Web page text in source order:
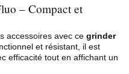
– Compact et
accessoires avec ce grinder
et résistant, il est
efficacité tout en affichant un